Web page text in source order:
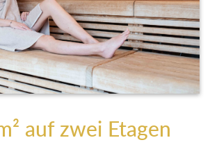
auf zwei Etagen